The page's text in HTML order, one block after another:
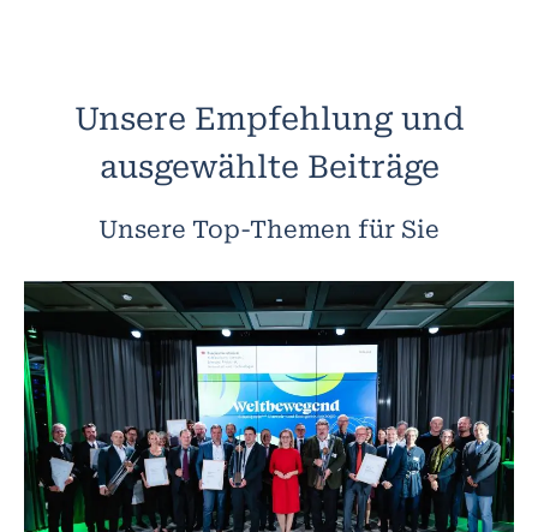
Unsere Empfehlung und
ausgewählte Beiträge
Unsere Top-Themen für Sie